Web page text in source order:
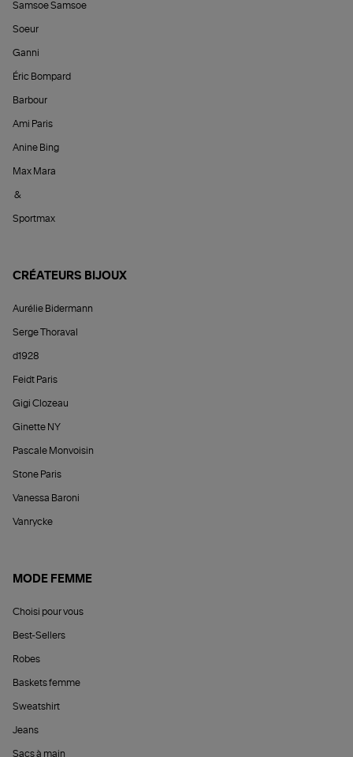
Samsoe Samsoe
Soeur
Ganni
Éric Bompard
Barbour
Ami Paris
Anine Bing
Max Mara
&
Sportmax
CRÉATEURS BIJOUX
Aurélie Bidermann
Serge Thoraval
d1928
Feidt Paris
Gigi Clozeau
Ginette NY
Pascale Monvoisin
Stone Paris
Vanessa Baroni
Vanrycke
MODE FEMME
Choisi pour vous
Best-Sellers
Robes
Baskets femme
Sweatshirt
Jeans
Sacs à main